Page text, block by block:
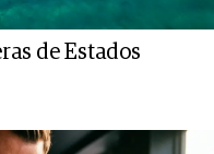
de Estados